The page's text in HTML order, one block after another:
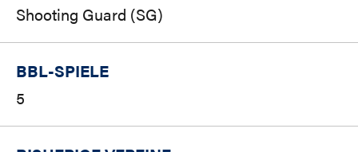
Shooting Guard (SG)
BBL-SPIELE
5